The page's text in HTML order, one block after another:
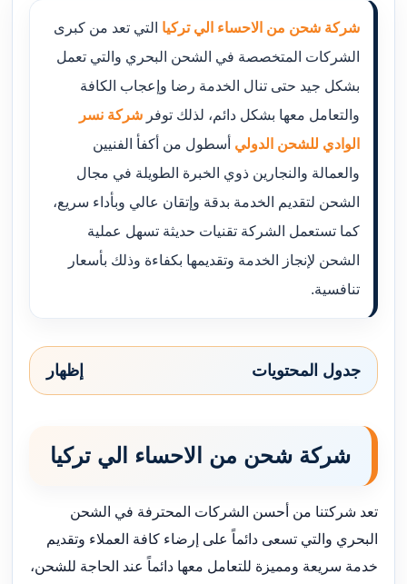
شركة شحن من الاحساء الي تركياالتي تعد من كبرى
الشركات المتخصصة في الشحن البحري والتي تعمل
بشكل جيد حتى تنال الخدمة رضا وإعجاب الكافة
والتعامل معها بشكل دائم، لذلك توفر شركة نسر
الوادي للشحن الدولي أسطول من أكفأ الفنيين
والعمالة والنجارين ذوي الخبرة الطويلة في مجال
الشحن لتقديم الخدمة بدقة وإتقان عالي وبأداء سريع،
كما تستعمل الشركة تقنيات حديثة تسهل عملية
الشحن لإنجاز الخدمة وتقديمها بكفاءة وذلك بأسعار
تنافسية.
جدول المحتويات إظهار
شركة شحن من الاحساء الي تركيا
تعد شركتنا من أحسن الشركات المحترفة في الشحن
البحري والتي تسعى دائماً على إرضاء كافة العملاء وتقديم
خدمة سريعة ومميزة للتعامل معها دائماً عند الحاجة للشحن،